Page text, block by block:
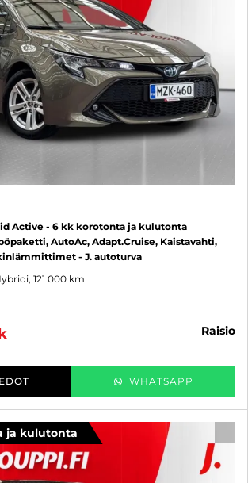
Active - 6 kk korotonta ja kulutonta
AutoAc, Adapt.Cruise, Kaistavahti,
- J. autoturva
121 000 km
raisio
WHATSAPP
ja kulutonta